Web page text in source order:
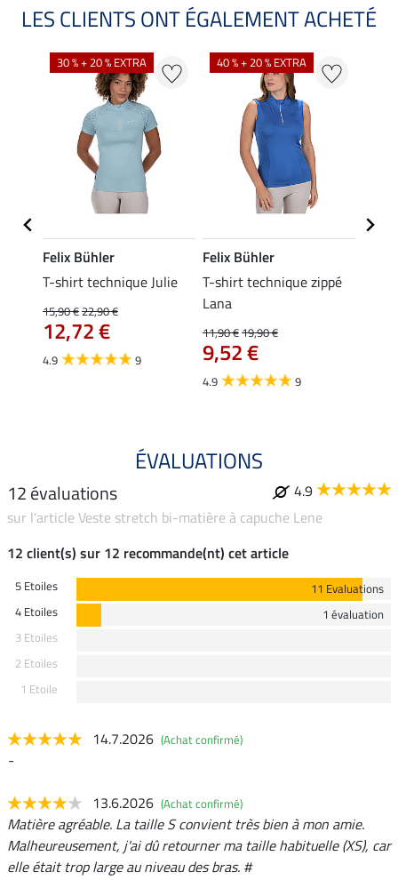
LES CLIENTS ONT ÉGALEMENT ACHETÉ
30 % + 20 % EXTRA
Felix Bühler
T-shirt technique Julie
15,90 €22,90 €
12,72 €
4.9 9
40 % + 20 % EXTRA
Felix Bühler
T-shirt technique zippé
Lana
11,90 €19,90 €
9,52 €
4.9 9
ÉVALUATIONS
12 évaluations
4.9
sur l'article Veste stretch bi-matière à capuche Lene
12 client(s) sur 12 recommande(nt) cet article
5 Etoiles
11 Evaluations
4 Etoiles
1 évaluation
3 Etoiles
2 Etoiles
1 Etoile
14.7.2026 (Achat confirmé)
-
13.6.2026 (Achat confirmé)
Matière agréable. La taille S convient très bien à mon amie.
Malheureusement, j'ai dû retourner ma taille habituelle (XS), car
elle était trop large au niveau des bras. #